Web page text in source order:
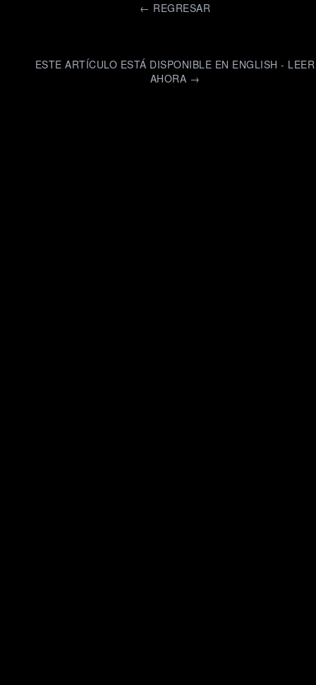
← REGRESAR
ESTE ARTÍCULO ESTÁ DISPONIBLE EN ENGLISH - LEER
AHORA →